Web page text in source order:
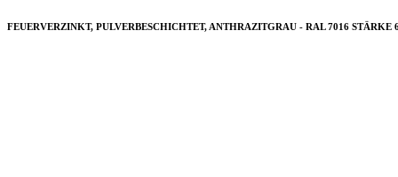
FEUERVERZINKT, PULVERBESCHICHTET, ANTHRAZITGRAU - RAL 7016 STÄRKE